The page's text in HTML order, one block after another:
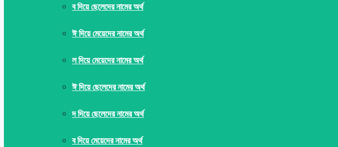
ব দিয়ে ছেলেদের নামের অর্থ
ঈ দিয়ে মেয়েদের নামের অর্থ
ল দিয়ে মেয়েদের নামের অর্থ
ঈ দিয়ে ছেলেদের নামের অর্থ
দ দিয়ে ছেলেদের নামের অর্থ
ব দিয়ে মেয়েদের নামের অর্থ